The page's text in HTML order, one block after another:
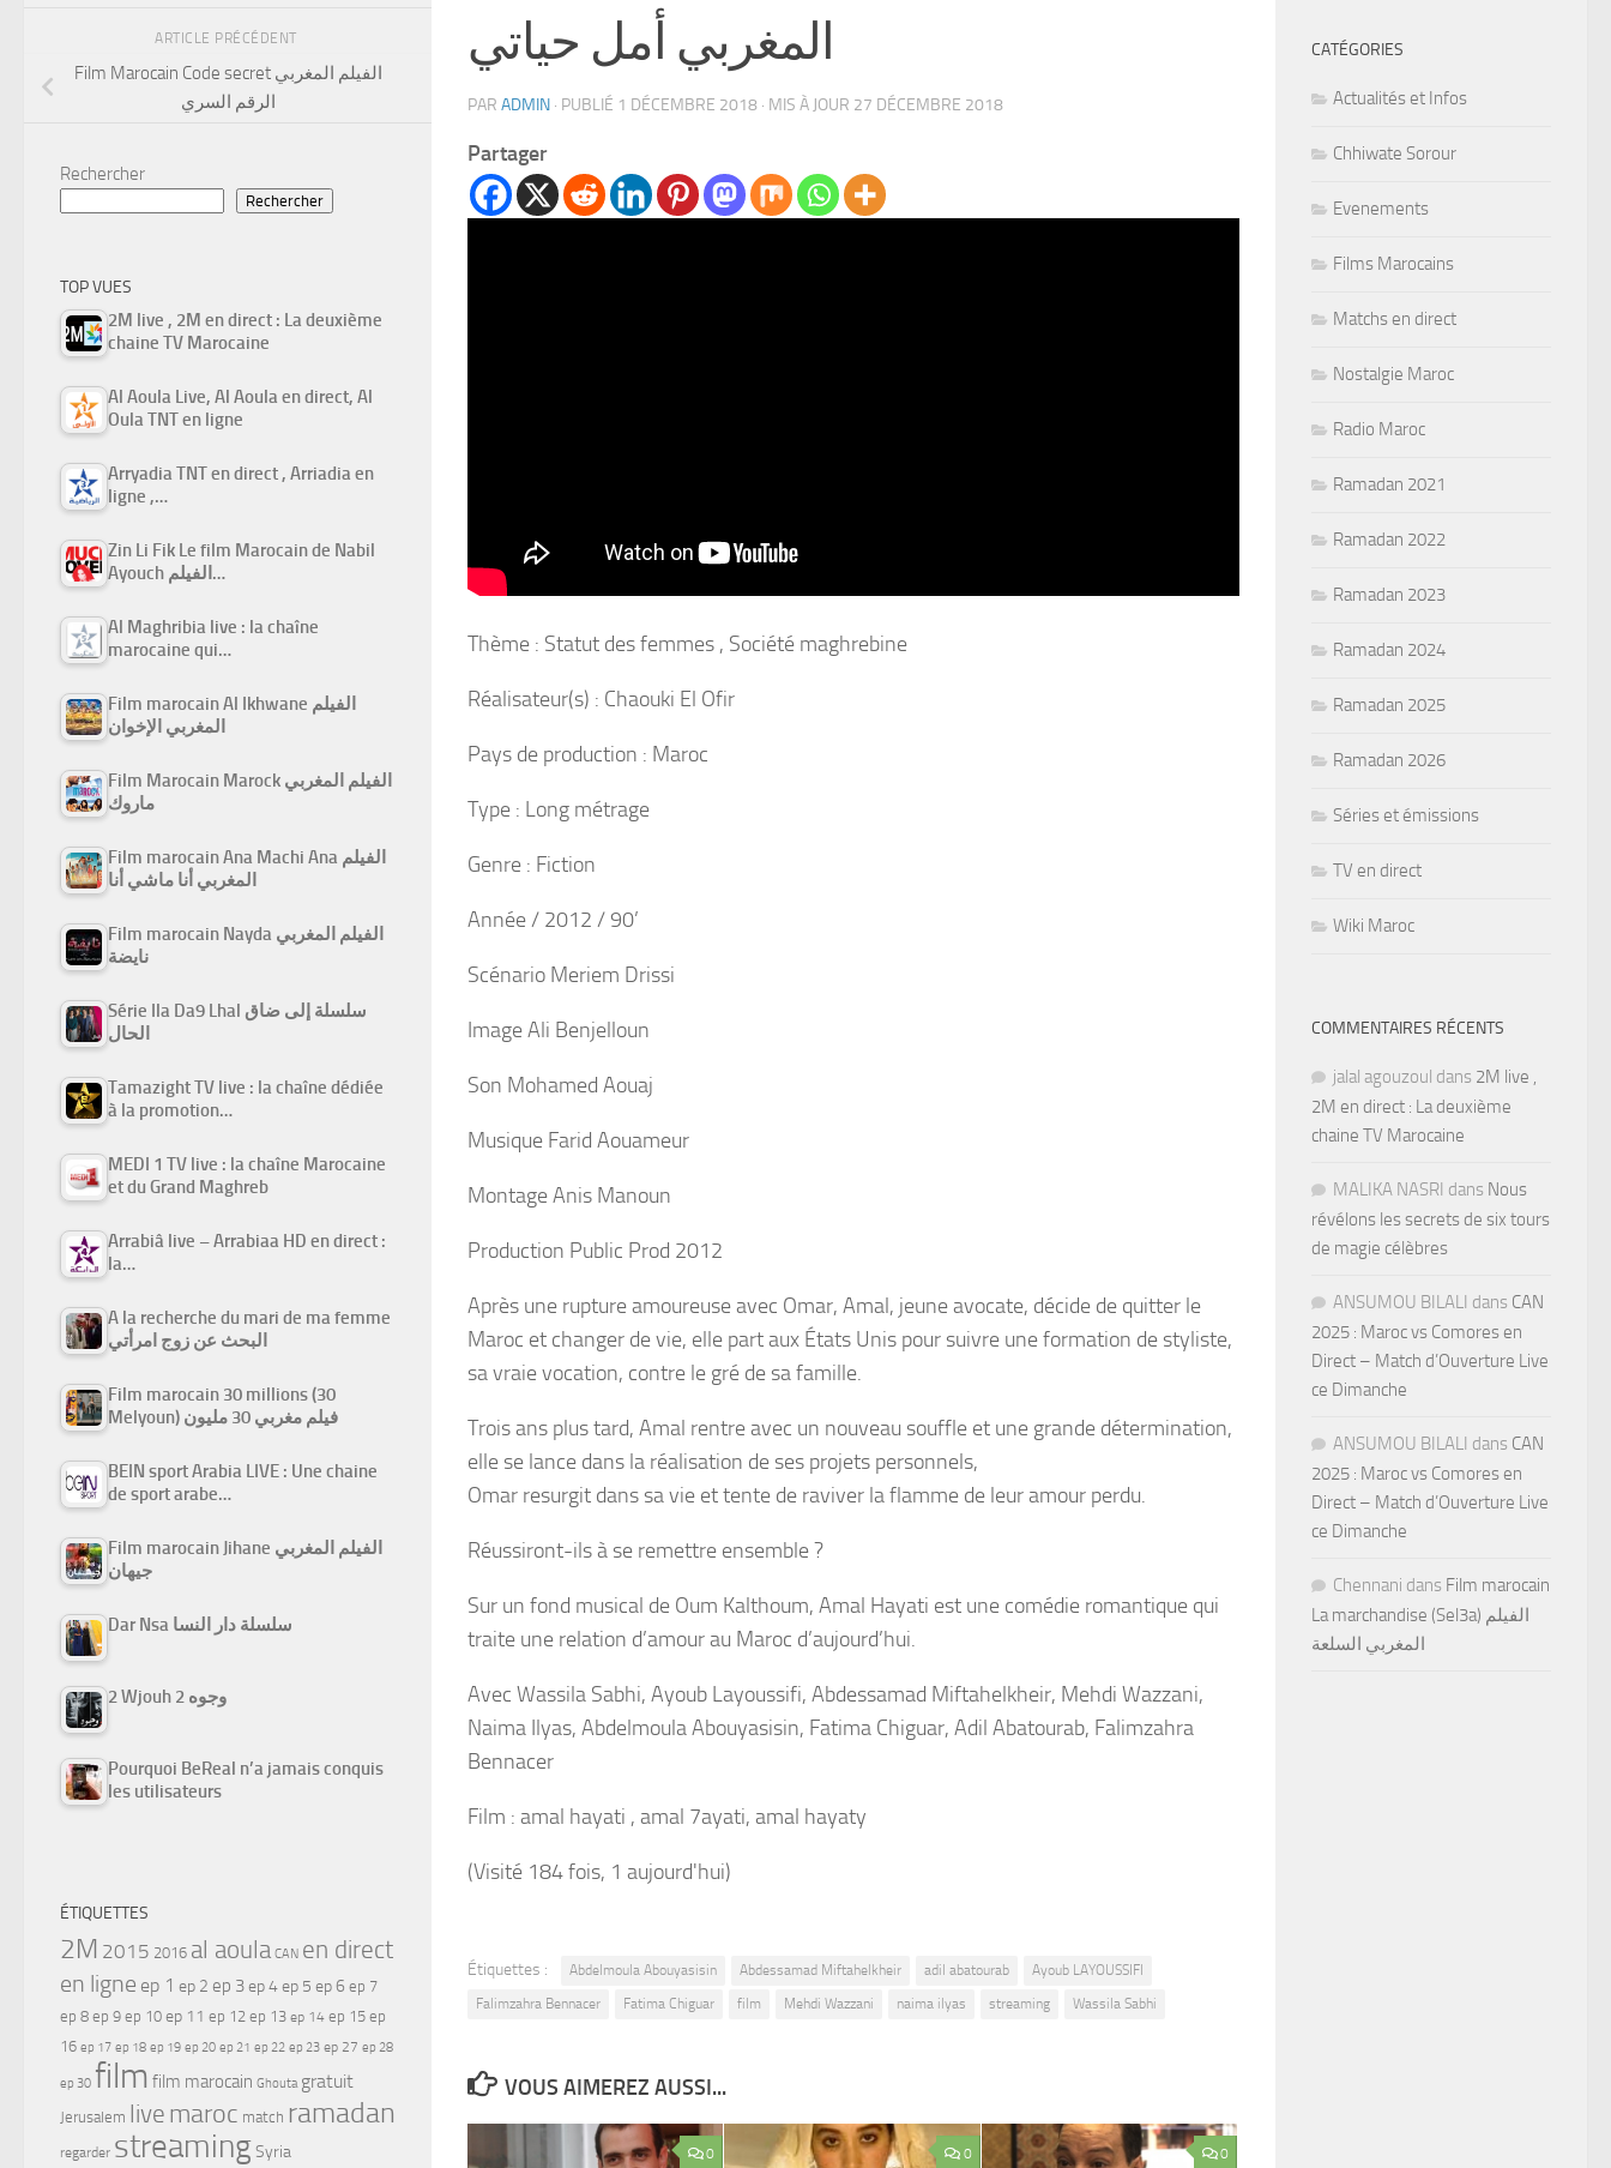
المغربي أمل حياتي
PAR ADMIN · PUBLIÉ 1 DÉCEMBRE 2018 · MIS À JOUR 27 DÉCEMBRE 2018
Partager
Thème : Statut des femmes , Société maghrebine
Réalisateur(s) : Chaouki El Ofir
Pays de production : Maroc
Type : Long métrage
Genre : Fiction
Année / 2012 / 90’
Scénario Meriem Drissi
Image Ali Benjelloun
Son Mohamed Aouaj
Musique Farid Aouameur
Montage Anis Manoun
Production Public Prod 2012
Après une rupture amoureuse avec Omar, Amal, jeune avocate, décide de quitter le
Maroc et changer de vie, elle part aux États Unis pour suivre une formation de styliste,
sa vraie vocation, contre le gré de sa famille.
Trois ans plus tard, Amal rentre avec un nouveau souffle et une grande détermination,
elle se lance dans la réalisation de ses projets personnels,
Omar resurgit dans sa vie et tente de raviver la flamme de leur amour perdu.
Réussiront-ils à se remettre ensemble ?
Sur un fond musical de Oum Kalthoum, Amal Hayati est une comédie romantique qui
traite une relation d’amour au Maroc d’aujourd’hui.
Avec Wassila Sabhi, Ayoub Layoussifi, Abdessamad Miftahelkheir, Mehdi Wazzani,
Naima Ilyas, Abdelmoula Abouyasisin, Fatima Chiguar, Adil Abatourab, Falimzahra
Bennacer
Film : amal hayati , amal 7ayati, amal hayaty
(Visité 184 fois, 1 aujourd'hui)
Étiquettes : Abdelmoula Abouyasisin Abdessamad Miftahelkheir adil abatourab
Ayoub LAYOUSSIFI
Falimzahra Bennacer
Fatima Chiguar film Mehdi Wazzani naima ilyas streaming Wassila Sabhi
VOUS AIMEREZ AUSSI...
0 0 0
ARTICLE PRÉCÉDENT
Film Marocain Code secret الفيلم المغربي
الرقم السري
Rechercher
Rechercher
TOP VUES
2M live , 2M en direct : La deuxième
chaine TV Marocaine
Al Aoula Live, Al Aoula en direct, Al
Oula TNT en ligne
Arryadia TNT en direct , Arriadia en
ligne ,…
Zin Li Fik Le film Marocain de Nabil
Ayouch الفيلم…
Al Maghribia live : la chaîne
marocaine qui…
Film marocain Al Ikhwane الفيلم
المغربي الإخوان
Film Marocain Marock الفيلم المغربي
ماروك
Film marocain Ana Machi Ana الفيلم
المغربي أنا ماشي أنا
Film marocain Nayda الفيلم المغربي
نايضة
Série Ila Da9 Lhal سلسلة إلى ضاق
الحال
Tamazight TV live : la chaîne dédiée
à la promotion…
MEDI 1 TV live : la chaîne Marocaine
et du Grand Maghreb
Arrabiâ live – Arrabiaa HD en direct :
la…
A la recherche du mari de ma femme
البحث عن زوج امرأتي
Film marocain 30 millions (30
Melyoun) فيلم مغربي 30 مليون
BEIN sport Arabia LIVE : Une chaine
de sport arabe…
Film marocain Jihane الفيلم المغربي
جيهان
Dar Nsa سلسلة دار النسا
2 Wjouh 2 وجوه
Pourquoi BeReal n’a jamais conquis
les utilisateurs
ÉTIQUETTES
2M 2015 2016 al aoula CAN en direct
en ligne ep 1 ep 2 ep 3ep 4ep 5 ep 6 ep 7
ep 8 ep 9 ep 10 ep 11 ep 12 ep 13 ep 14 ep 15 ep
16 ep 17 ep 18 ep 19 ep 20 ep 21 ep 22 ep 23 ep 27 ep 28
ep 30 film film marocain Ghouta gratuit
Jerusalem live maroc match ramadan
regarder streamingSyria
CATÉGORIES
Actualités et Infos
Chhiwate Sorour
Evenements
Films Marocains
Matchs en direct
Nostalgie Maroc
Radio Maroc
Ramadan 2021
Ramadan 2022
Ramadan 2023
Ramadan 2024
Ramadan 2025
Ramadan 2026
Séries et émissions
TV en direct
Wiki Maroc
COMMENTAIRES RÉCENTS
jalal agouzoul dans 2M live ,
2M en direct : La deuxième
chaine TV Marocaine
MALIKA NASRI dans Nous
révélons les secrets de six tours
de magie célèbres
ANSUMOU BILALI dans CAN
2025 : Maroc vs Comores en
Direct – Match d’Ouverture Live
ce Dimanche
ANSUMOU BILALI dans CAN
2025 : Maroc vs Comores en
Direct – Match d’Ouverture Live
ce Dimanche
Chennani dans Film marocain
La marchandise (Sel3a) الفيلم
المغربي السلعة